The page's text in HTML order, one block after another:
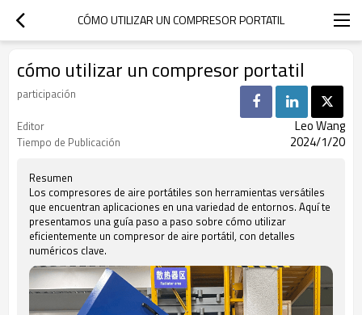
CÓMO UTILIZAR UN COMPRESOR PORTATIL
cómo utilizar un compresor portatil
participación
Editor
Leo Wang
Tiempo de Publicación 2024/1/20
Resumen
Los compresores de aire portátiles son herramientas versátiles
que encuentran aplicaciones en una variedad de entornos. Aquí te
presentamos una guía paso a paso sobre cómo utilizar
eficientemente un compresor de aire portátil, con detalles
numéricos clave.